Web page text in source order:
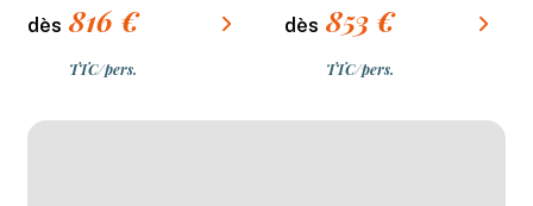
dès 816 €
TTC/pers.
dès 853 €
TTC/pers.